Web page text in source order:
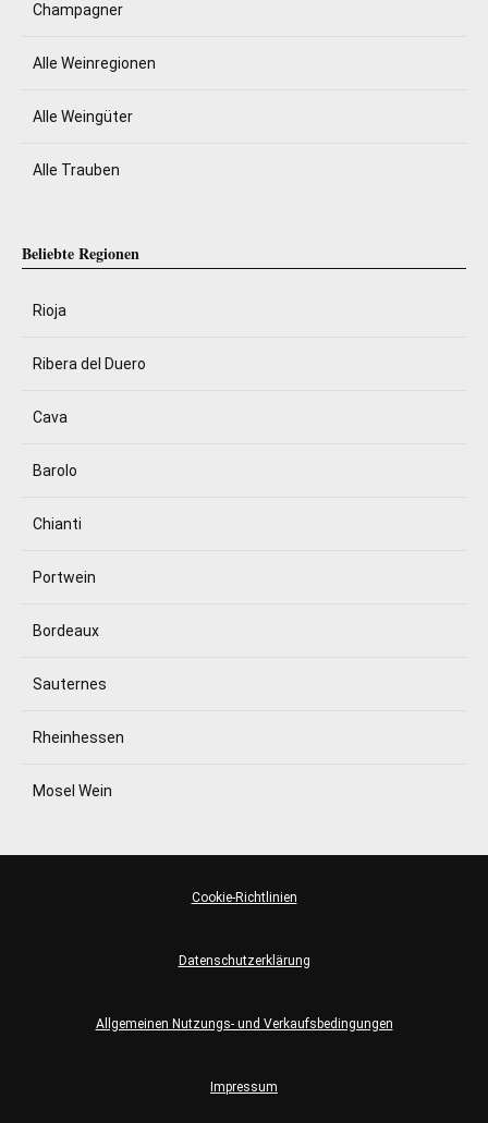
Champagner
Alle Weinregionen
Alle Weingüter
Alle Trauben
Beliebte Regionen
Rioja
Ribera del Duero
Cava
Barolo
Chianti
Portwein
Bordeaux
Sauternes
Rheinhessen
Mosel Wein
Impressum
Allgemeinen Nutzungs- und Verkaufsbedingungen
Datenschutzerklärung
Cookie-Richtlinien